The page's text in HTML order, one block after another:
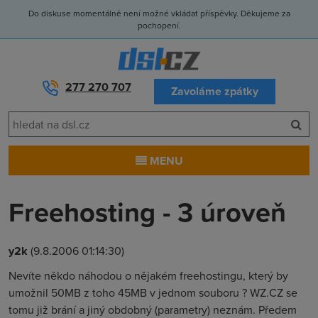
Do diskuse momentálně není možné vkládat příspěvky. Děkujeme za
pochopení.
277 270 707 Zavoláme zpátky
MENU
Freehosting - 3 úroveň
y2k (9.8.2006 01:14:30)
Nevíte někdo náhodou o nějakém freehostingu, který by
umožnil 50MB z toho 45MB v jednom souboru ? WZ.CZ se
tomu již brání a jiný obdobný (parametry) neznám. Předem